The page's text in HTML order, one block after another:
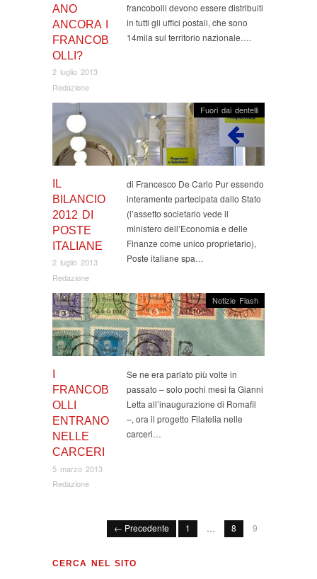
ANO
ANCORA I
FRANCOB
OLLI?
2 luglio 2013
Redazione
francobolli devono essere distribuiti
in tutti gli uffici postali, che sono
14mila sul territorio nazionale….
IL
BILANCIO
2012 DI
POSTE
ITALIANE
2 luglio 2013
Redazione
Fuori dai dentelli
di Francesco De Carlo Pur essendo
interamente partecipata dallo Stato
(l’assetto societario vede il
ministero dell’Economia e delle
Finanze come unico proprietario),
Poste italiane spa…
FRANCOB
OLLI
ENTRANO
NELLE
CARCERI
5 marzo 2013
Redazione
Notizie Flash
Se ne era parlato più volte in
passato – solo pochi mesi fa Gianni
Letta all’inaugurazione di Romafil
–, ora il progetto Filatelia nelle
carceri…
← Precedente 1 … 8 9
CERCA NEL SITO